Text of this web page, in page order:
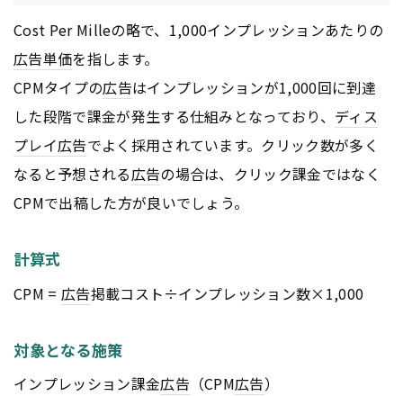
Cost Per Milleの略で、1,000インプレッションあたりの
広告単価を指します。
CPMタイプの広告はインプレッションが1,000回に到達
した段階で課金が発生する仕組みとなっており、 ディス
プレイ広告でよく採用されています。クリック数が多く
なると予想される広告の場合は、クリック課金ではなく
CPMで出稿した方が良いでしょう。
計算式
CPM = 広告掲載コスト÷インプレッション数×1,000
対象となる施策
インプレッション課金広告 （CPM広告）